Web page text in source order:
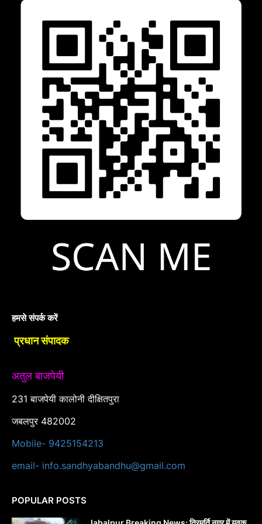
हमसे संपर्क करें
प्रधान संपादक
अतुल बाजपेयी
231 बाजपेयी कालोनी दीक्षितपुरा
जबलपुर 482002
Mobile- 9425154213
email- info.sandhyabandhu@gmail.com
POPULAR POSTS